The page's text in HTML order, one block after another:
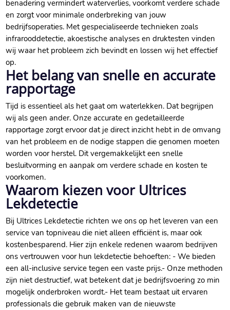
benadering vermindert waterverlies, voorkomt verdere schade
en zorgt voor minimale onderbreking van jouw
bedrijfsoperaties.​ Met gespecialiseerde technieken zoals
infrarooddetectie, akoestische analyses en druktesten vinden
wij waar het probleem zich bevindt en lossen wij het effectief
op.​
Het belang van snelle en accurate
rapportage
Tijd is essentieel als het gaat om waterlekken.​ Dat begrijpen
wij als geen ander.​ Onze accurate en gedetailleerde
rapportage zorgt ervoor dat je direct inzicht hebt in de omvang
van het probleem en de nodige stappen die genomen moeten
worden voor herstel.​ Dit vergemakkelijkt een snelle
besluitvorming en aanpak om verdere schade en kosten te
voorkomen.​
Waarom kiezen voor Ultrices
Lekdetectie
Bij Ultrices Lekdetectie richten we ons op het leveren van een
service van topniveau die niet alleen efficiënt is, maar ook
kostenbesparend.​ Hier zijn enkele redenen waarom bedrijven
ons vertrouwen voor hun lekdetectie behoeften: - We bieden
een all-inclusive service tegen een vaste prijs.​ - Onze methoden
zijn niet destructief, wat betekent dat je bedrijfsvoering zo min
mogelijk onderbroken wordt.​ - Het team bestaat uit ervaren
professionals die gebruik maken van de nieuwste